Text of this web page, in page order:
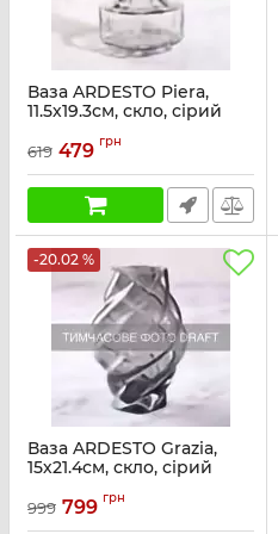
Ваза ARDESTO Piera,
11.5х19.3см, скло, сірий
619 479 грн
-20.02 %
Ваза ARDESTO Grazia,
15х21.4см, скло, сірий
999 799 грн